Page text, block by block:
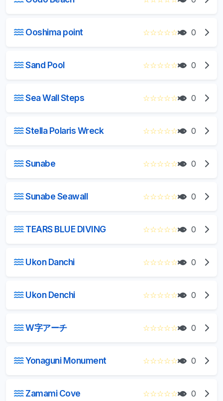
Ooshima point ☆☆☆☆☆ 0
Sand Pool ☆☆☆☆☆ 0
Sea Wall Steps ☆☆☆☆☆ 0
Stella Polaris Wreck ☆☆☆☆☆ 0
Sunabe ☆☆☆☆☆ 0
Sunabe Seawall ☆☆☆☆☆ 0
TEARS BLUE DIVING ☆☆☆☆☆ 0
Ukon Danchi ☆☆☆☆☆ 0
Ukon Denchi ☆☆☆☆☆ 0
W字アーチ ☆☆☆☆☆ 0
Yonaguni Monument ☆☆☆☆☆ 0
Zamami Cove ☆☆☆☆☆ 0